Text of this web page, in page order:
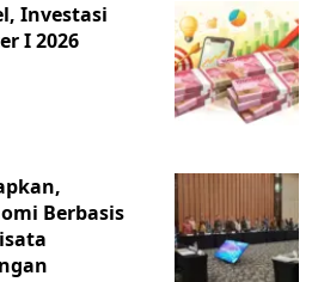
Investasi
I 2026
Berbasis